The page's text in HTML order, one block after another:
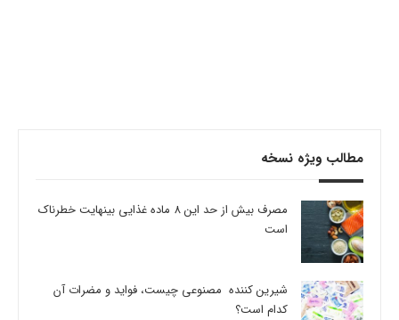
مطالب ویژه نسخه
مصرف بیش از حد این 8 ماده غذایی بینهایت خطرناک
است
شیرین کننده مصنوعی چیست، فواید و مضرات آن
کدام است؟